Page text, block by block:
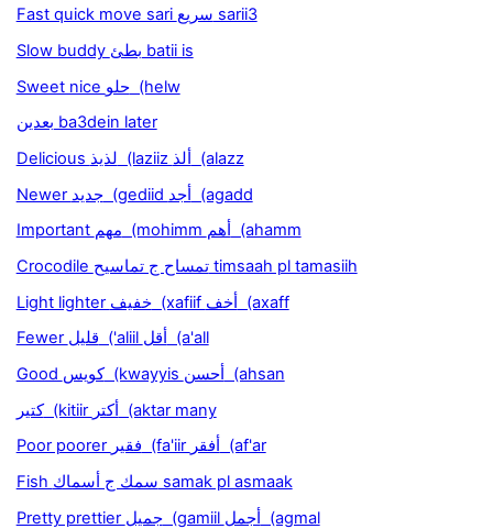
Fast quick move sari سريع sarii3
Slow buddy بطئ batii is
Sweet nice حلو (helw
بعدين ba3dein later
Delicious لذيذ (laziiz ألذ (alazz
Newer جديد (gediid أجد (agadd
Important مهم (mohimm أهم (ahamm
Crocodile تمساح ج تماسيح timsaah pl tamasiih
Light lighter خفيف (xafiif أخف (axaff
Fewer قليل ('aliil أقل (a'all
Good كويس (kwayyis أحسن (ahsan
كتير (kitiir أكتر (aktar many
Poor poorer فقير (fa'iir أفقر (af'ar
Fish سمك ج أسماك samak pl asmaak
Pretty prettier جميل (gamiil أجمل (agmal